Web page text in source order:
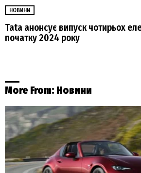
НОВИНИ
Tata анонсує випуск чотирьох
початку 2024 року
More From: Новини